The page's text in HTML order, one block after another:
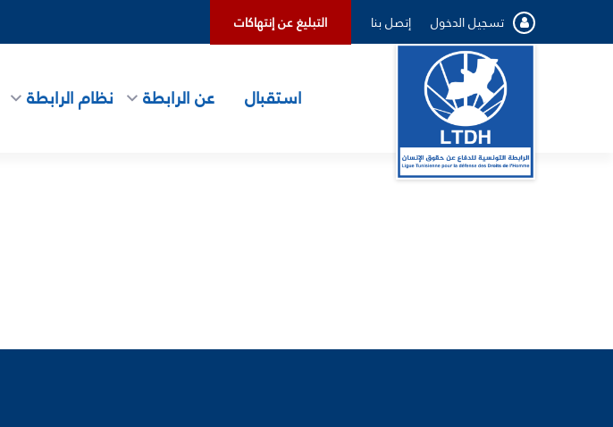
تسجيل الدخول إتصل بنا ﺍﻟﺘﺒﻠﻴﻎ ﻋﻦ ﺇﻧﺘﻬﺎﻛﺎﺕ
استقبال عن الرابطة نظام الرابطة